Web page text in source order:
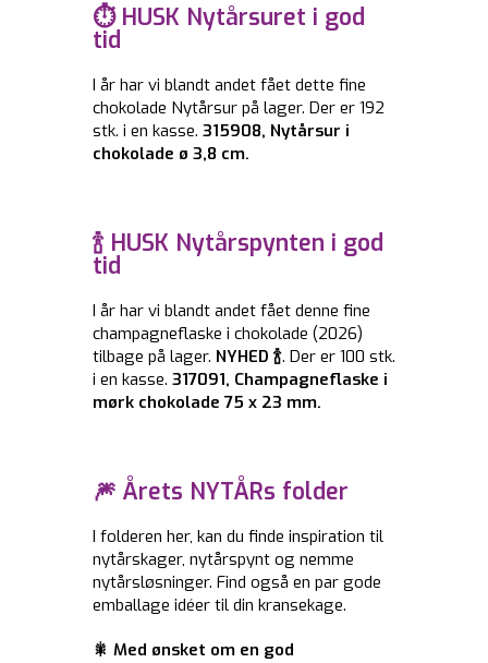
⏱️ HUSK Nytårsuret i god
tid
I år har vi blandt andet fået dette fine
chokolade Nytårsur på lager. Der er 192
stk. i en kasse. 315908, Nytårsur i
chokolade ø 3,8 cm.
🍾 HUSK Nytårspynten i god
tid
I år har vi blandt andet fået denne fine
champagneflaske i chokolade (2026)
tilbage på lager. NYHED 🍾. Der er 100 stk.
i en kasse. 317091, Champagneflaske i
mørk chokolade 75 x 23 mm.
🎆 Årets NYTÅRs folder
I folderen her, kan du finde inspiration til
nytårskager, nytårspynt og nemme
nytårsløsninger. Find også en par gode
emballage idéer til din kransekage.
🎇 Med ønsket om en god